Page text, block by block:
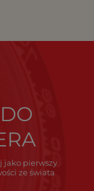
jako pierwszy
ze świata